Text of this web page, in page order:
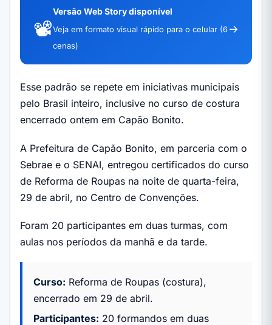
📽️
Versão Web Story disponível
Veja em formato visual rápido para o celular (6
cenas)
→
Esse padrão se repete em iniciativas municipais
pelo Brasil inteiro, inclusive no curso de costura
encerrado ontem em Capão Bonito.
A Prefeitura de Capão Bonito, em parceria com o
Sebrae e o SENAI, entregou certificados do curso
de Reforma de Roupas na noite de quarta-feira,
29 de abril, no Centro de Convenções.
Foram 20 participantes em duas turmas, com
aulas nos períodos da manhã e da tarde.
Curso: Reforma de Roupas (costura),
encerrado em 29 de abril.
Participantes: 20 formandos em duas